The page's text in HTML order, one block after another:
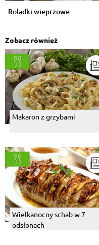
Roladki wieprzowe
Zobacz również
Makaron z grzybami
Wielkanocny schab w 7
odsłonach